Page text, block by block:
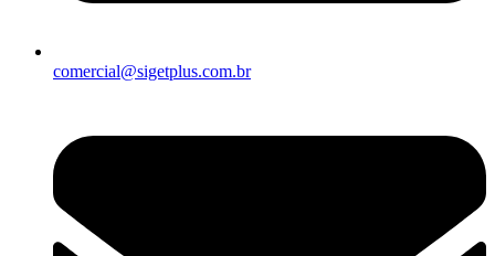
comercial@sigetplus.com.br